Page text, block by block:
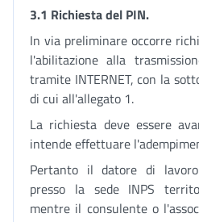
3.1 Richiesta del PIN.
In via preliminare occorre
l'abilitazione alla
tramite INTERNET, con la
di cui all'allegato 1.
La richiesta deve essere
intende effettuare
Pertanto il datore di
presso la sede INPS
mentre il consulente o